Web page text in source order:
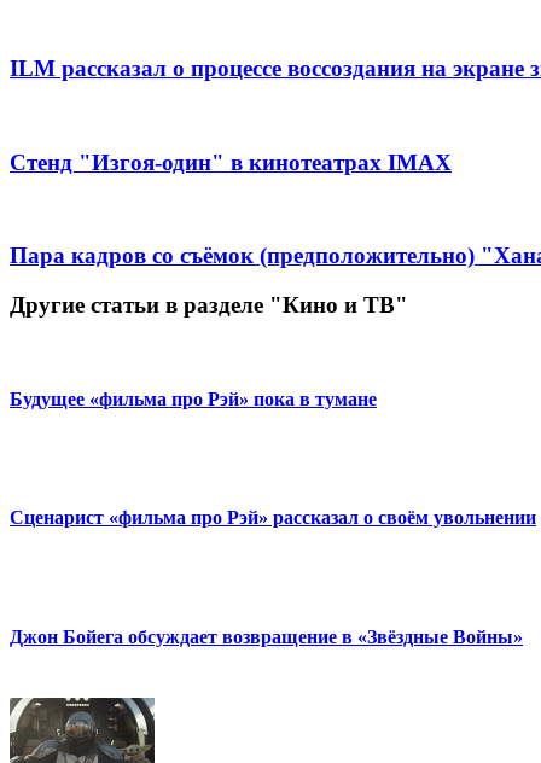
ILM рассказал о процессе воссоздания на экране
Стенд "Изгоя-один" в кинотеатрах IMAX
Пара кадров со съёмок (предположительно)
Другие статьи в разделе "Кино и ТВ"
Будущее «фильма про Рэй» пока в тумане
Сценарист «фильма про Рэй» рассказал о своём увольнении
Джон Бойега обсуждает возвращение в «Звёздные Войны»